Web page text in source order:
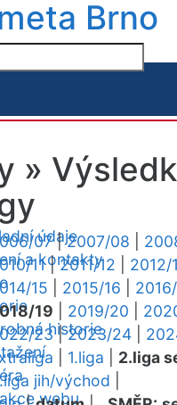
Brno
údaje
a kontakty
historie
webu
»
07|2007/08
11|2011/12 2012/
15
2015/16
19
2019/20
23|2023/24
1.liga 2.liga
jih/východ